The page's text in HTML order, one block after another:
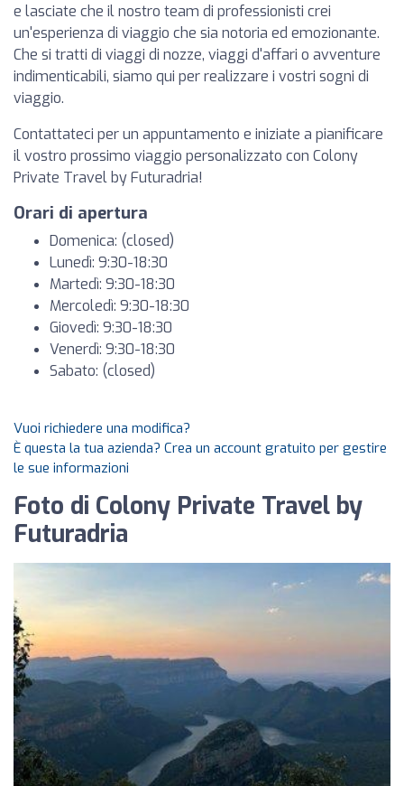
e lasciate che il nostro team di professionisti crei
un'esperienza di viaggio che sia notoria ed emozionante.
Che si tratti di viaggi di nozze, viaggi d'affari o avventure
indimenticabili, siamo qui per realizzare i vostri sogni di
viaggio.
Contattateci per un appuntamento e iniziate a pianificare
il vostro prossimo viaggio personalizzato con Colony
Private Travel by Futuradria!
Orari di apertura
Domenica: (closed)
Lunedì: 9:30-18:30
Martedì: 9:30-18:30
Mercoledì: 9:30-18:30
Giovedì: 9:30-18:30
Venerdì: 9:30-18:30
Sabato: (closed)
Vuoi richiedere una modifica?
È questa la tua azienda? Crea un account gratuito per gestire
le sue informazioni
Foto di Colony Private Travel by
Futuradria